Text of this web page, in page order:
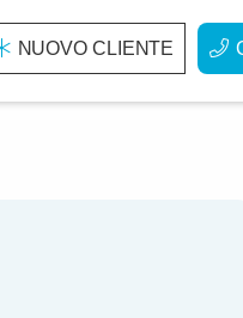
NUOVO CLIENTE